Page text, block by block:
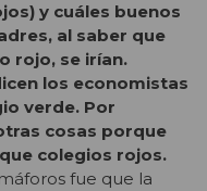
y cuáles buenos
al saber que
rojo, se irían.
los economistas
verde. Por
cosas porque
colegios rojos.
fue que la